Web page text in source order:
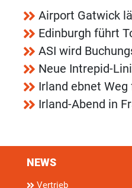
Airport Gatwick
Edinburgh führt
ASI wird
Neue Intrepid-
Irland ebnet
Irland-Abend in
NEWS
Vertrieb